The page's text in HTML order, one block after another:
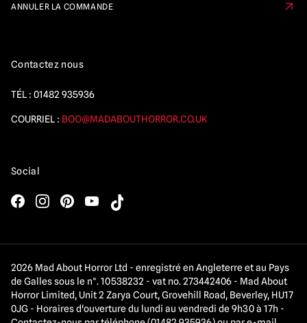
ANNULER LA COMMANDE
Contactez nous
TÉL : 01482 935936
COURRIEL : BOO@MADABOUTHORROR.CO.UK
Social
2026 Mad About Horror Ltd - enregistré en Angleterre et au Pays
de Galles sous le n°. 10538232 - vat no. 273442406 - Mad About
Horror Limited, Unit 2 Zarya Court, Grovehill Road, Beverley, HU17
0JG - Horaires d'ouverture du lundi au vendredi de 9h30 à 17h -